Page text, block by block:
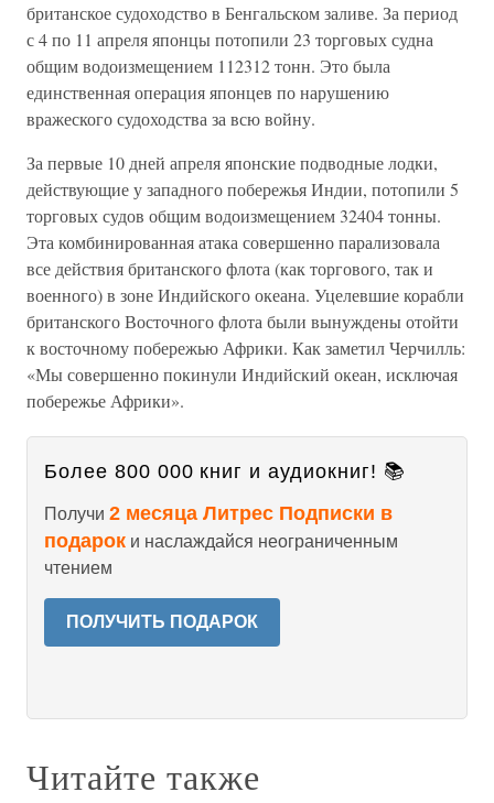
британское судоходство в Бенгальском заливе. За период
с 4 по 11 апреля японцы потопили 23 торговых судна
общим водоизмещением 112312 тонн. Это была
единственная операция японцев по нарушению
вражеского судоходства за всю войну.
За первые 10 дней апреля японские подводные лодки,
действующие у западного побережья Индии, потопили 5
торговых судов общим водоизмещением 32404 тонны.
Эта комбинированная атака совершенно парализовала
все действия британского флота (как торгового, так и
военного) в зоне Индийского океана. Уцелевшие корабли
британского Восточного флота были вынуждены отойти
к восточному побережью Африки. Как заметил Черчилль:
«Мы совершенно покинули Индийский океан, исключая
побережье Африки».
Более 800 000 книг и аудиокниг! 📚
Получи 2 месяца Литрес Подписки в
подарок и наслаждайся неограниченным
чтением
ПОЛУЧИТЬ ПОДАРОК
Читайте также